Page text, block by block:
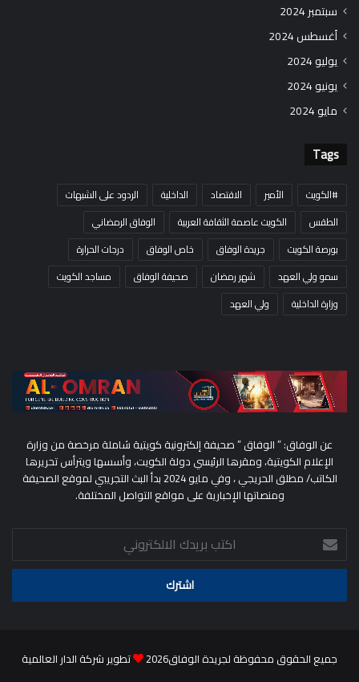
سبتمبر 2024
أغسطس 2024
يوليو 2024
يونيو 2024
مايو 2024
Tags
#الكويت الأمير الاقتصاد الداخلية
الردود على الشبهات
الطقس
الكويت عاصمة الثقافة العربية
الوفاق الرمضاني
بورصة الكويت
جريدة الوفاق خاص الوفاق
درجات الحرارة
سمو ولي العهد
شهر رمضان صحيفة الوفاق
مساجد الكويت
وزارة الداخلية
ولي العهد
عن الوفاق: ” الوفاق ” صحيفة إلكترونية كويتية شاملة مرخصة من وزارة
الإعلام الكويتية، ومقرها الرئيسي دولة الكويت، وأسسها ويترأس تحريرها
الكاتب/ مطلق الحريجي ، وفي مايو 2024 بدأ البث التجريبي لموقع الصحيفة
ومنصاتها الإخبارية على مواقع التواصل المختلفة.
اكتب
بريدك
الالكتروني
جميع الحقوق محفوظة لجريدة الوفاق2026 تطوير شركة الدار العالمية